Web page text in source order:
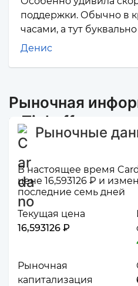
поддержки. Обычно в
часами, а тут
Денис
Рыночная
и Tinkoff
Рыночные
В настоящее время
цене 16,593126 ₽ и
последние семь дней
Текущая цена
16,593126 ₽
Рыночная
капитализация